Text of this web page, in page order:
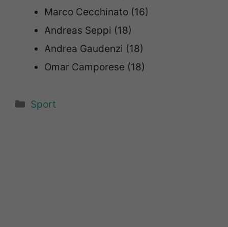
Marco Cecchinato (16)
Andreas Seppi (18)
Andrea Gaudenzi (18)
Omar Camporese (18)
Categorie
Sport